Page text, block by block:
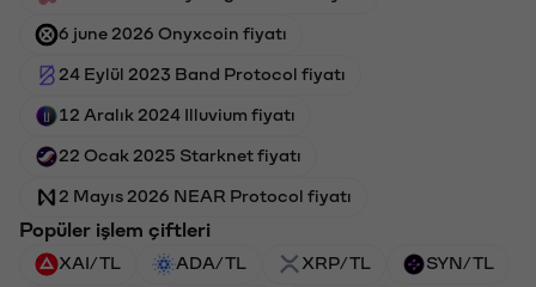
6 june 2026 Onyxcoin fiyatı
24 Eylül 2023 Band Protocol fiyatı
12 Aralık 2024 Illuvium fiyatı
22 Ocak 2025 Starknet fiyatı
2 Mayıs 2026 NEAR Protocol fiyatı
Popüler işlem çiftleri
XAI/TL ADA/TL XRP/TL SYN/TL